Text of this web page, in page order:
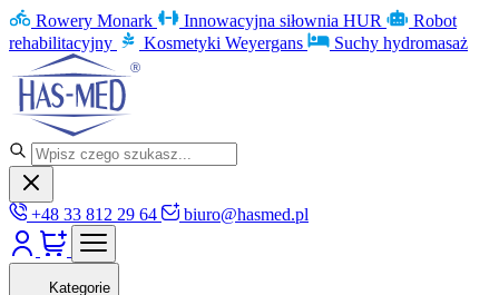
Rowery Monark Innowacyjna siłownia HUR
Robot
rehabilitacyjny
Kosmetyki Weyergans Suchy hydromasaż
+48 33 812 29 64 biuro@hasmed.pl
Kategorie